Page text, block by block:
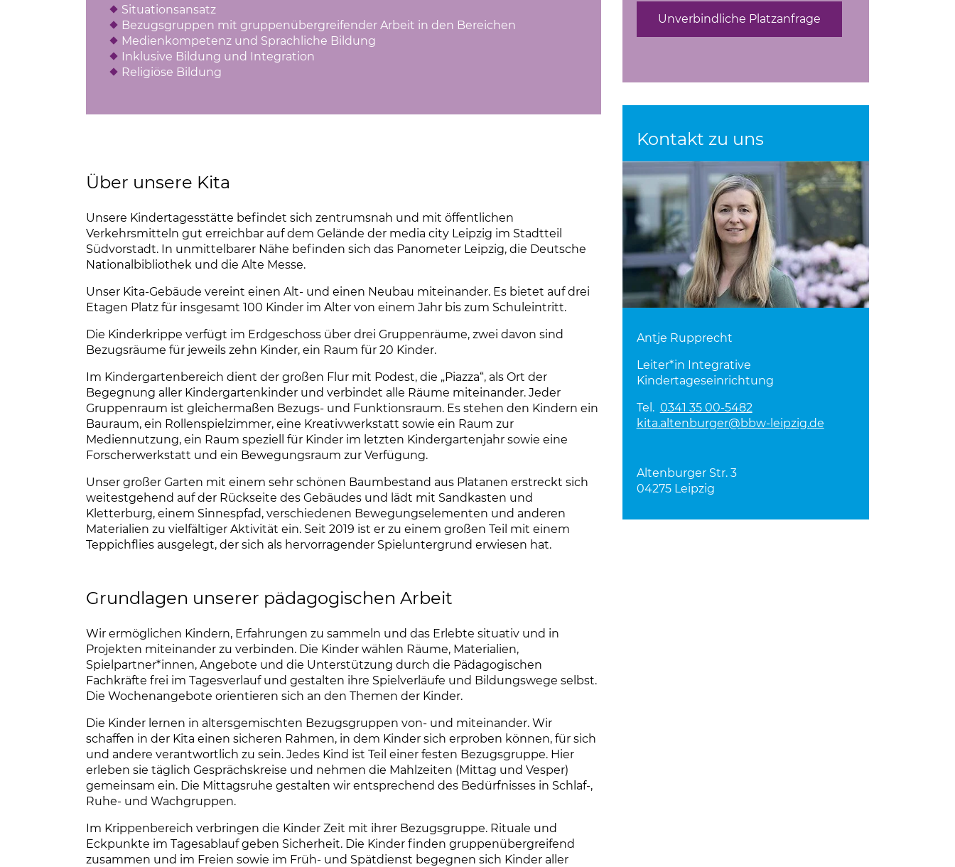
Situationsansatz
Bezugsgruppen mit gruppenübergreifender Arbeit in den Bereichen
Medienkompetenz und Sprachliche Bildung
Inklusive Bildung und Integration
Religiöse Bildung
Über unsere Kita
Unsere Kindertagesstätte befindet sich zentrumsnah und mit öffentlichen
Verkehrsmitteln gut erreichbar auf dem Gelände der media city Leipzig im Stadtteil
Südvorstadt. In unmittelbarer Nähe befinden sich das Panometer Leipzig, die Deutsche
Nationalbibliothek und die Alte Messe.
Unser Kita-Gebäude vereint einen Alt- und einen Neubau miteinander. Es bietet auf drei
Etagen Platz für insgesamt 100 Kinder im Alter von einem Jahr bis zum Schuleintritt.
Die Kinderkrippe verfügt im Erdgeschoss über drei Gruppenräume, zwei davon sind
Bezugsräume für jeweils zehn Kinder, ein Raum für 20 Kinder.
Im Kindergartenbereich dient der großen Flur mit Podest, die „Piazza“, als Ort der
Begegnung aller Kindergartenkinder und verbindet alle Räume miteinander. Jeder
Gruppenraum ist gleichermaßen Bezugs- und Funktionsraum. Es stehen den Kindern ein
Bauraum, ein Rollenspielzimmer, eine Kreativwerkstatt sowie ein Raum zur
Mediennutzung, ein Raum speziell für Kinder im letzten Kindergartenjahr sowie eine
Forscherwerkstatt und ein Bewegungsraum zur Verfügung.
Unser großer Garten mit einem sehr schönen Baumbestand aus Platanen erstreckt sich
weitestgehend auf der Rückseite des Gebäudes und lädt mit Sandkasten und
Kletterburg, einem Sinnespfad, verschiedenen Bewegungselementen und anderen
Materialien zu vielfältiger Aktivität ein. Seit 2019 ist er zu einem großen Teil mit einem
Teppichflies ausgelegt, der sich als hervorragender Spieluntergrund erwiesen hat.
Grundlagen unserer pädagogischen Arbeit
Wir ermöglichen Kindern, Erfahrungen zu sammeln und das Erlebte situativ und in
Projekten miteinander zu verbinden. Die Kinder wählen Räume, Materialien,
Spielpartner*innen, Angebote und die Unterstützung durch die Pädagogischen
Fachkräfte frei im Tagesverlauf und gestalten ihre Spielverläufe und Bildungswege selbst.
Die Wochenangebote orientieren sich an den Themen der Kinder.
Die Kinder lernen in altersgemischten Bezugsgruppen von- und miteinander. Wir
schaffen in der Kita einen sicheren Rahmen, in dem Kinder sich erproben können, für sich
und andere verantwortlich zu sein. Jedes Kind ist Teil einer festen Bezugsgruppe. Hier
erleben sie täglich Gesprächskreise und nehmen die Mahlzeiten (Mittag und Vesper)
gemeinsam ein. Die Mittagsruhe gestalten wir entsprechend des Bedürfnisses in Schlaf-,
Ruhe- und Wachgruppen.
Im Krippenbereich verbringen die Kinder Zeit mit ihrer Bezugsgruppe. Rituale und
Eckpunkte im Tagesablauf geben Sicherheit. Die Kinder finden gruppenübergreifend
zusammen und im Freien sowie im Früh- und Spätdienst begegnen sich Kinder aller
Unverbindliche Platzanfrage
Kontakt zu uns
Antje Rupprecht
Leiter*in Integrative
Kindertageseinrichtung
Tel. 0341 35 00-5482
kita.altenburger@bbw-leipzig.de
Altenburger Str. 3
04275 Leipzig